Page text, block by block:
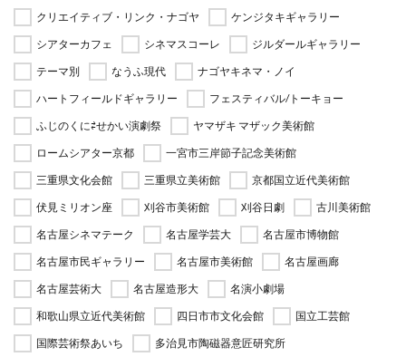
クリエイティブ・リンク・ナゴヤ
ケンジタキギャラリー
シアターカフェ
シネマスコーレ
ジルダールギャラリー
テーマ別
なうふ現代
ナゴヤキネマ・ノイ
ハートフィールドギャラリー
フェスティバル/トーキョー
ふじのくに⇄せかい演劇祭
ヤマザキ マザック美術館
ロームシアター京都
一宮市三岸節子記念美術館
三重県文化会館
三重県立美術館
京都国立近代美術館
伏見ミリオン座
刈谷市美術館 刈谷日劇
古川美術館
名古屋シネマテーク
名古屋学芸大
名古屋市博物館
名古屋市民ギャラリー
名古屋市美術館
名古屋画廊
名古屋芸術大
名古屋造形大
名演小劇場
和歌山県立近代美術館
四日市市文化会館
国立工芸館
国際芸術祭あいち
多治見市陶磁器意匠研究所